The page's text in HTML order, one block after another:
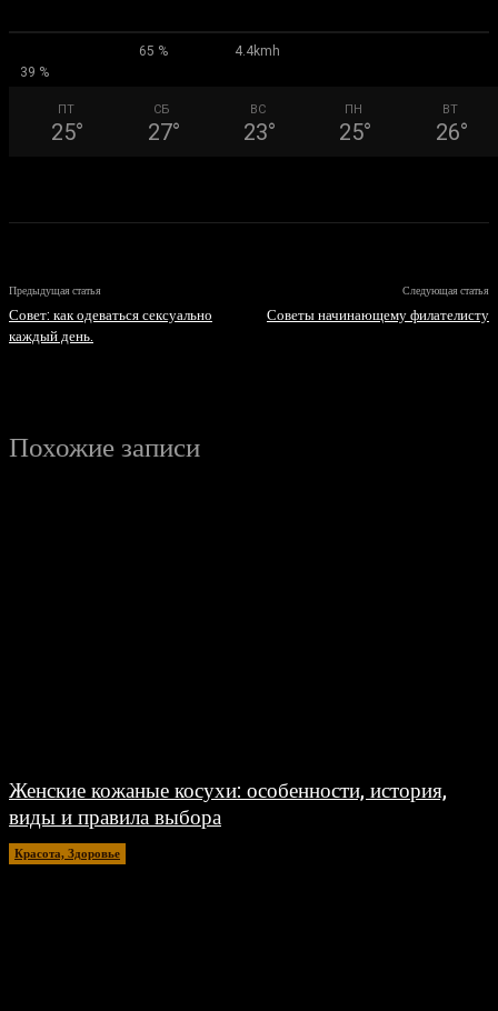
65 %
4.4kmh
39 %
ПТ
25°
СБ
27°
ВС
23°
ПН
25°
ВТ
26°
Предыдущая статья
Совет: как одеваться сексуально
каждый день.
Следующая статья
Советы начинающему филателисту
Похожие записи
Женские кожаные косухи: особенности, история,
виды и правила выбора
Красота, Здоровье